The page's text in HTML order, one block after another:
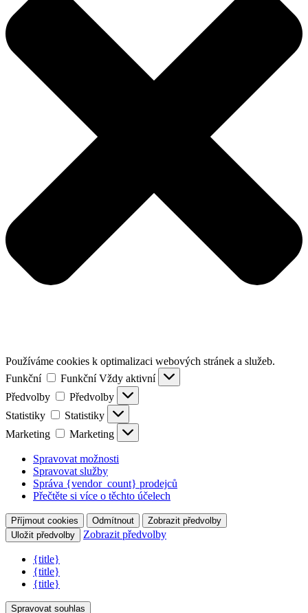
Používáme cookies k optimalizaci webových stránek a služeb.
Funkční
Funkční Vždy aktivní
Předvolby
Předvolby
Statistiky
Statistiky
Marketing
Marketing
Spravovat možnosti
Spravovat služby
Správa {vendor_count} prodejců
Přečtěte si více o těchto účelech
Příjmout cookies Odmítnout
Zobrazit předvolby
Uložit předvolby
Zobrazit předvolby
{title}
{title}
{title}
Spravovat souhlas